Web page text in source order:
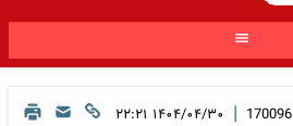
170096
| ۱۴۰۴/۰۴/۳۰ ۲۲:۲۱